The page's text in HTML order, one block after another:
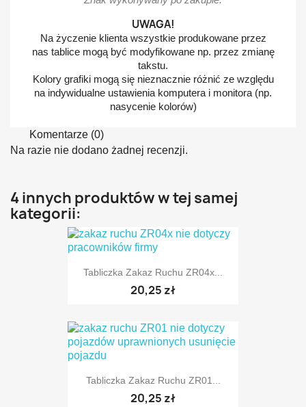
UWAGA!
Na życzenie klienta wszystkie produkowane przez
nas tablice mogą być modyfikowane np. przez zmianę
takstu.
Kolory grafiki mogą się nieznacznie różnić ze względu
na indywidualne ustawienia komputera i monitora (np.
nasycenie kolorów)
Komentarze (0)
Na razie nie dodano żadnej recenzji.
4 innych produktów w tej samej
kategorii:
Tabliczka Zakaz Ruchu ZR04x...
20,25 zł
TYLKO ONLINE
Tabliczka Zakaz Ruchu ZR01...
20,25 zł